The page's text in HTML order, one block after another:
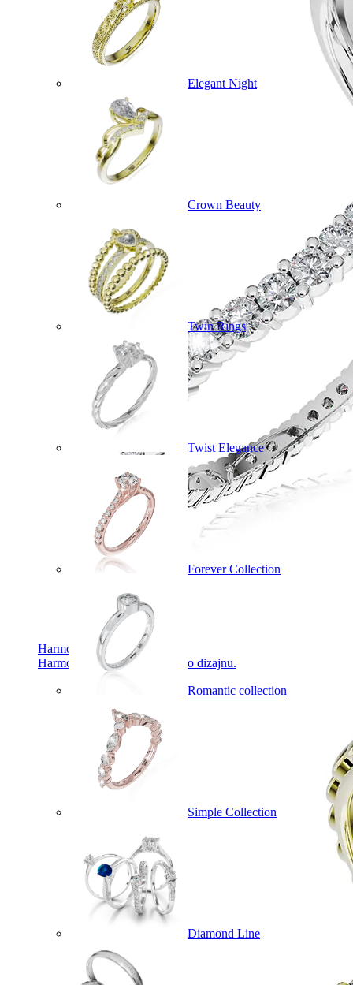
Harmony
Harmónia klasiky a moderného dizajnu.
Elegant Night
Crown Beauty
Twin Rings
Twist Elegance
Forever Collection
Romantic collection
Simple Collection
Diamond Line